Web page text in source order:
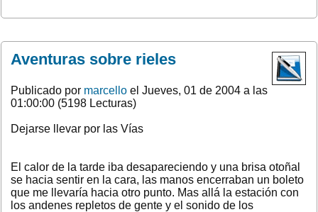
Aventuras sobre rieles
Publicado por marcello el Jueves, 01 de 2004 a las
01:00:00 (5198 Lecturas)
Dejarse llevar por las Vías
El calor de la tarde iba desapareciendo y una brisa otoñal
se hacia sentir en la cara, las manos encerraban un boleto
que me llevaría hacia otro punto. Mas allá la estación con
los andenes repletos de gente y el sonido de los